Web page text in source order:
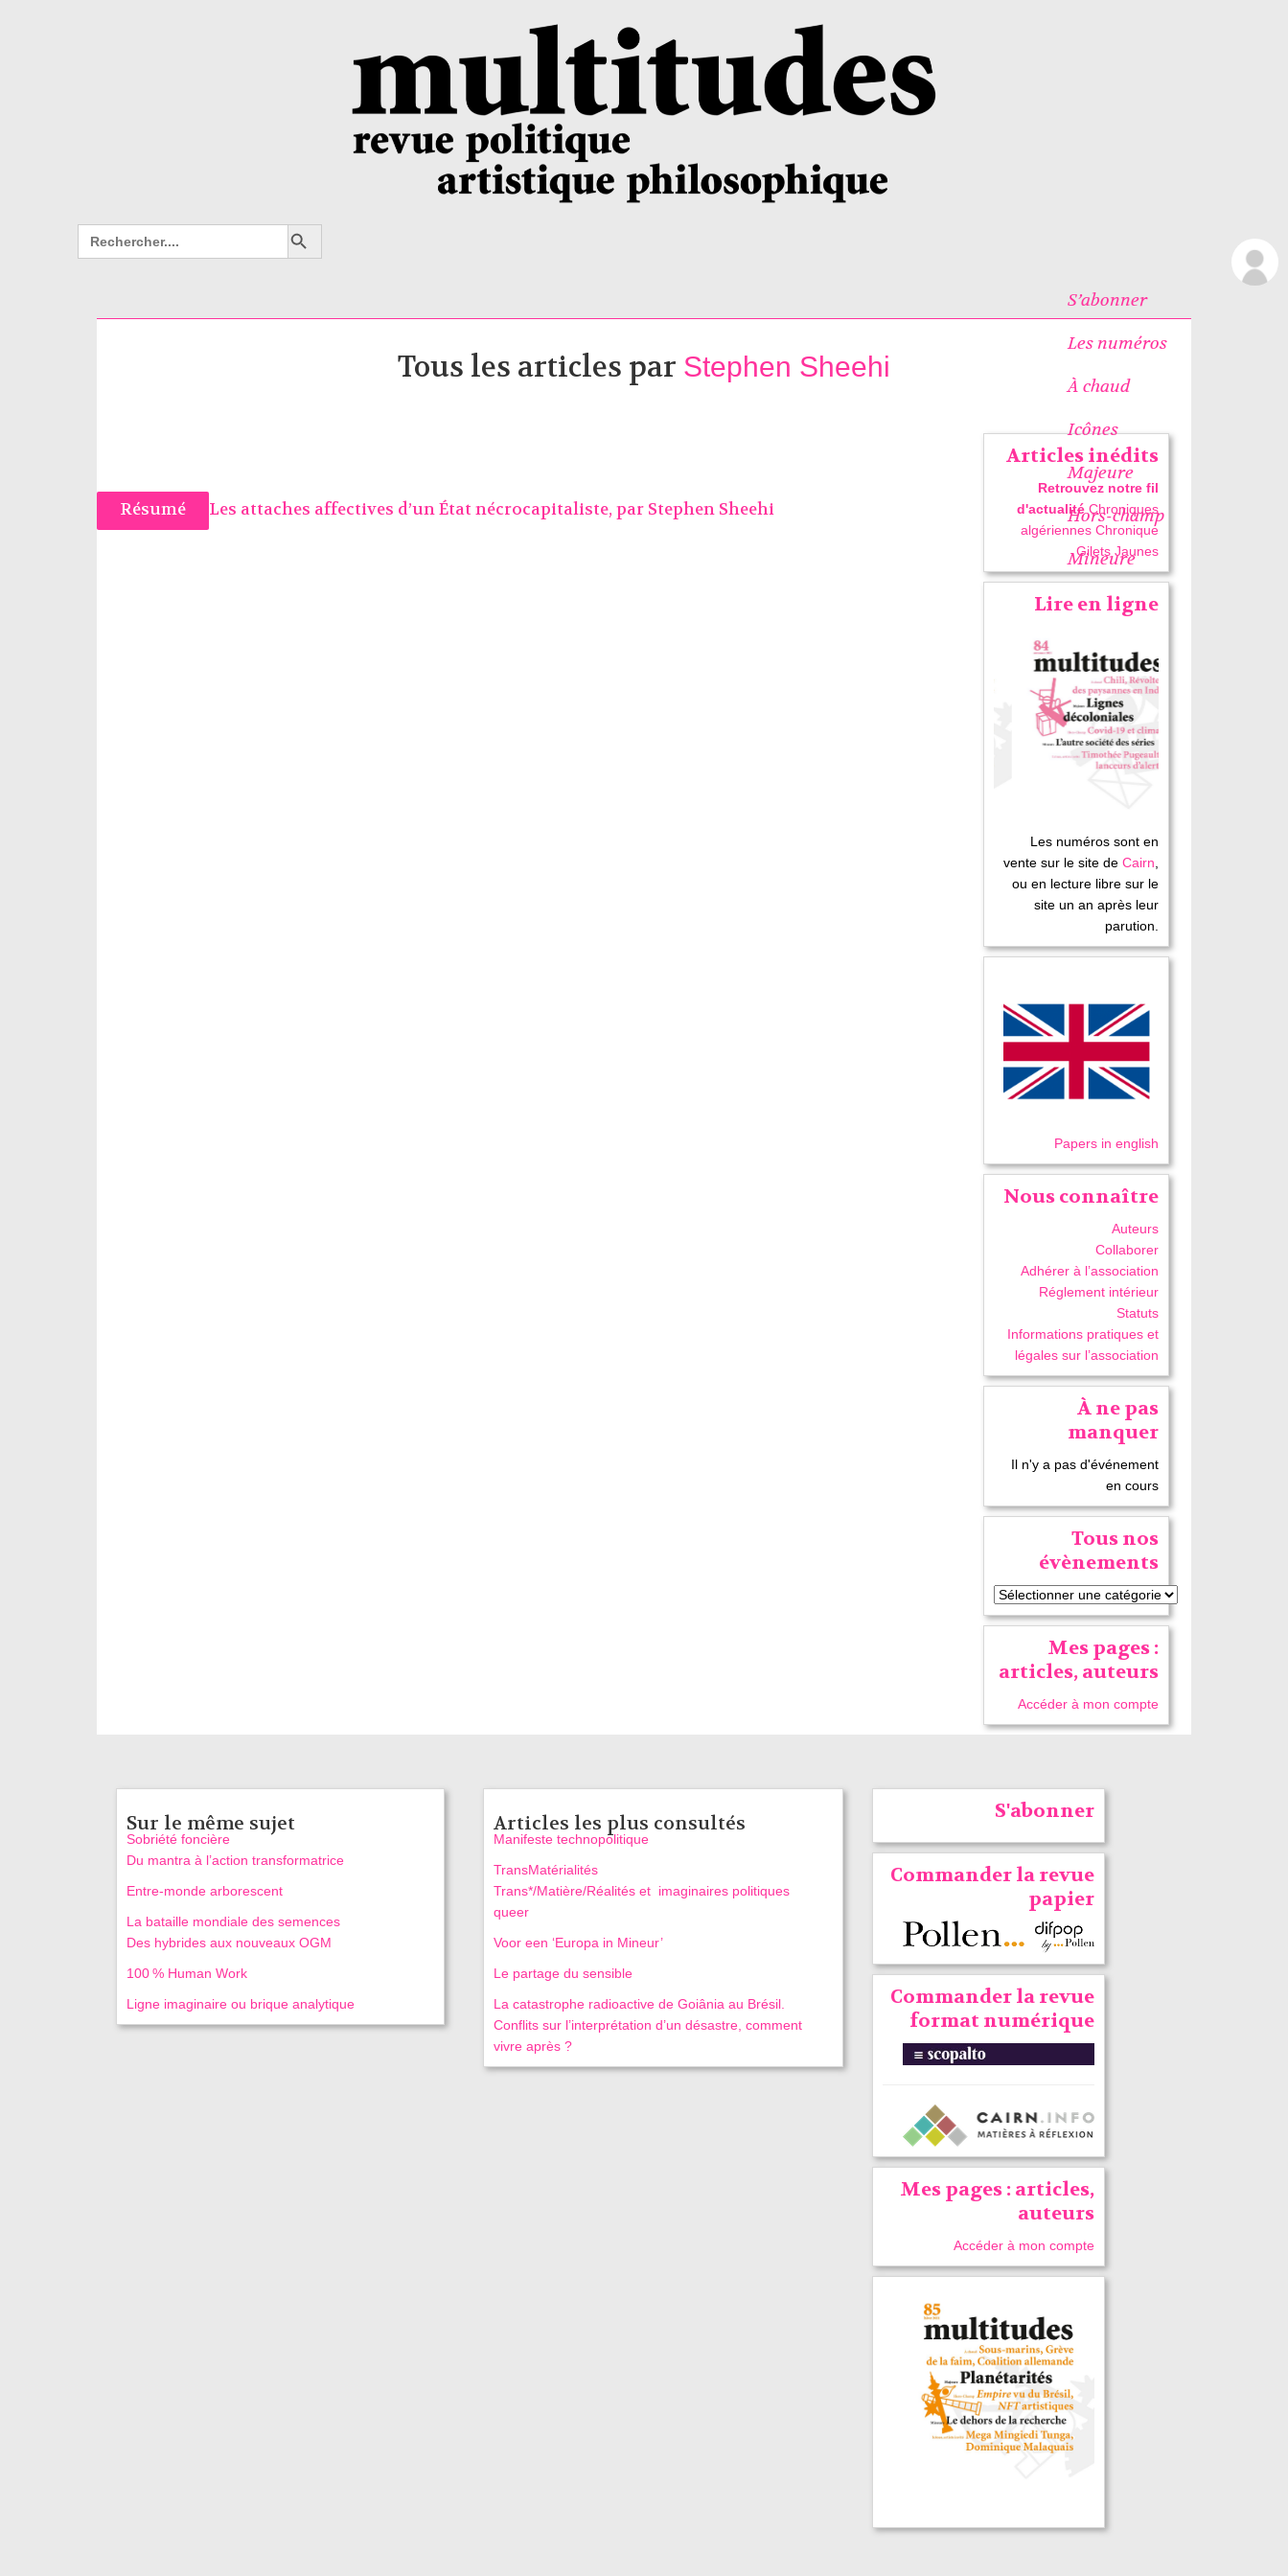
Search
for:
Search Button
S’abonner
Les numéros
À chaud
Icônes
Majeure
Hors-champ
Mineure
Tous les articles par Stephen Sheehi
Résumé Les attaches affectives d’un État nécrocapitaliste, par Stephen Sheehi
Articles inédits
Retrouvez notre fil
d'actualité Chroniques
algériennes Chronique
Gilets Jaunes
Lire en ligne
Les numéros sont en
vente sur le site deCairn,
ou en lecture libre sur le
site un an après leur
parution.
Papers in english
Nous connaître
Auteurs
Collaborer
Adhérer à l’association
Réglement intérieur
Statuts
Informations pratiques et
légales sur l’association
À ne pas
manquer
Il n'y a pas d'événement
en cours
Tous nos
évènements
Mes pages :
articles, auteurs
Accéder à mon compte
Sur le même sujet
Sobriété foncière
Du mantra à l’action transformatrice
Entre-monde arborescent
La bataille mondiale des semences
Des hybrides aux nouveaux OGM
100 % Human Work
Ligne imaginaire ou brique analytique
Articles les plus consultés
Manifeste technopolitique
TransMatérialités
Trans*/Matière/Réalités et imaginaires politiques
queer
Voor een ‘Europa in Mineur’
Le partage du sensible
La catastrophe radioactive de Goiânia au Brésil.
Conflits sur l’interprétation d’un désastre, comment
vivre après ?
S'abonner
Commander la revue
papier
Commander la revue
format numérique
Mes pages : articles,
auteurs
Accéder à mon compte